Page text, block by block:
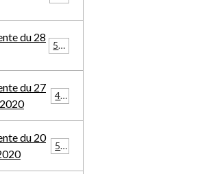
du 28
588
du 27
457
du 20
548